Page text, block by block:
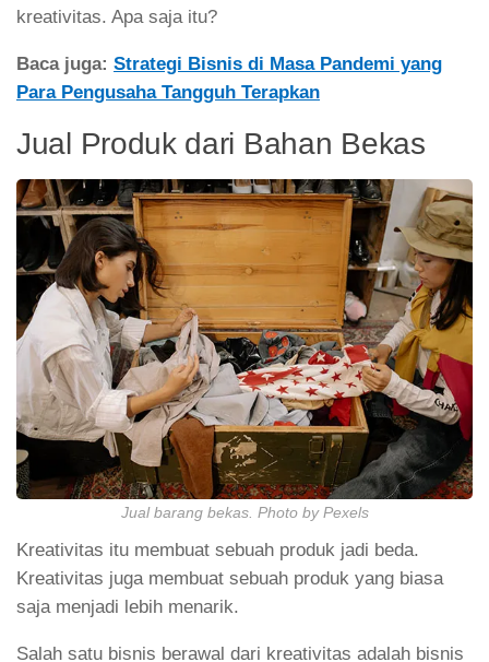
kreativitas. Apa saja itu?
Baca juga: Strategi Bisnis di Masa Pandemi yang
Para Pengusaha Tangguh Terapkan
Jual Produk dari Bahan Bekas
Jual barang bekas. Photo by Pexels
Kreativitas itu membuat sebuah produk jadi beda.
Kreativitas juga membuat sebuah produk yang biasa
saja menjadi lebih menarik.
Salah satu bisnis berawal dari kreativitas adalah bisnis